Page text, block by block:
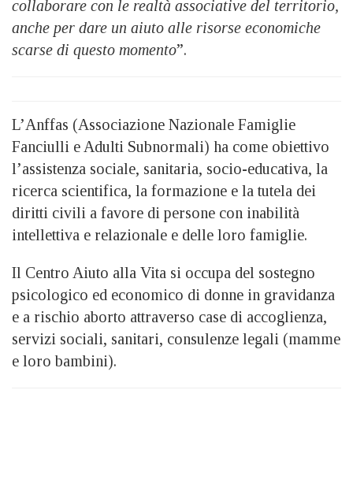
collaborare con le realtà associative del territorio,
anche per dare un aiuto alle risorse economiche
scarse di questo momento”.
L’Anffas (Associazione Nazionale Famiglie
Fanciulli e Adulti Subnormali) ha come obiettivo
l’assistenza sociale, sanitaria, socio-educativa, la
ricerca scientifica, la formazione e la tutela dei
diritti civili a favore di persone con inabilità
intellettiva e relazionale e delle loro famiglie.
Il Centro Aiuto alla Vita si occupa del sostegno
psicologico ed economico di donne in gravidanza
e a rischio aborto attraverso case di accoglienza,
servizi sociali, sanitari, consulenze legali (mamme
e loro bambini).